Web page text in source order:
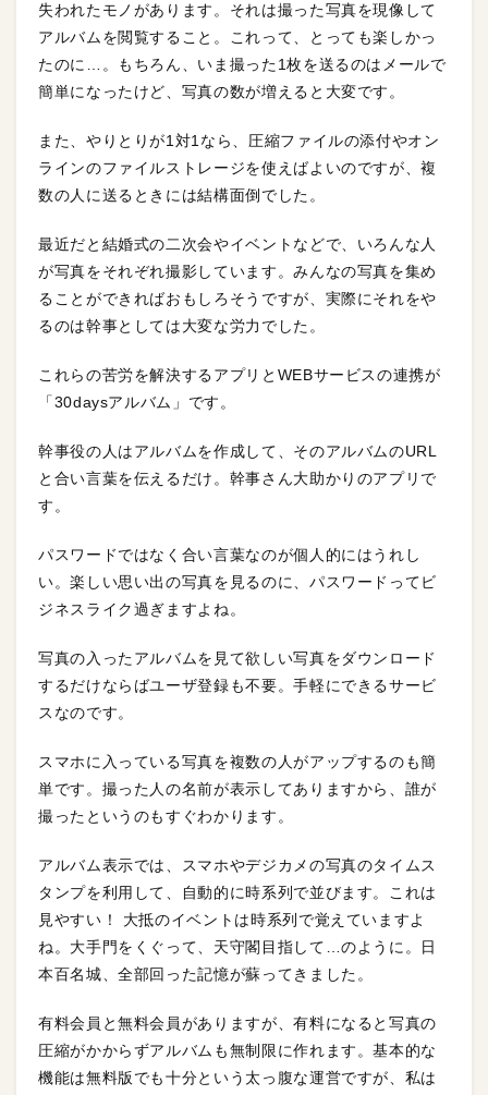
失われたモノがあります。それは撮った写真を現像して
アルバムを閲覧すること。これって、とっても楽しかっ
たのに…。もちろん、いま撮った1枚を送るのはメールで
簡単になったけど、写真の数が増えると大変です。
また、やりとりが1対1なら、圧縮ファイルの添付やオン
ラインのファイルストレージを使えばよいのですが、複
数の人に送るときには結構面倒でした。
最近だと結婚式の二次会やイベントなどで、いろんな人
が写真をそれぞれ撮影しています。みんなの写真を集め
ることができればおもしろそうですが、実際にそれをや
るのは幹事としては大変な労力でした。
これらの苦労を解決するアプリとWEBサービスの連携が
「30daysアルバム」です。
幹事役の人はアルバムを作成して、そのアルバムのURL
と合い言葉を伝えるだけ。幹事さん大助かりのアプリで
す。
パスワードではなく合い言葉なのが個人的にはうれし
い。楽しい思い出の写真を見るのに、パスワードってビ
ジネスライク過ぎますよね。
写真の入ったアルバムを見て欲しい写真をダウンロード
するだけならばユーザ登録も不要。手軽にできるサービ
スなのです。
スマホに入っている写真を複数の人がアップするのも簡
単です。撮った人の名前が表示してありますから、誰が
撮ったというのもすぐわかります。
アルバム表示では、スマホやデジカメの写真のタイムス
タンプを利用して、自動的に時系列で並びます。これは
見やすい！ 大抵のイベントは時系列で覚えていますよ
ね。大手門をくぐって、天守閣目指して…のように。日
本百名城、全部回った記憶が蘇ってきました。
有料会員と無料会員がありますが、有料になると写真の
圧縮がかからずアルバムも無制限に作れます。基本的な
機能は無料版でも十分という太っ腹な運営ですが、私は